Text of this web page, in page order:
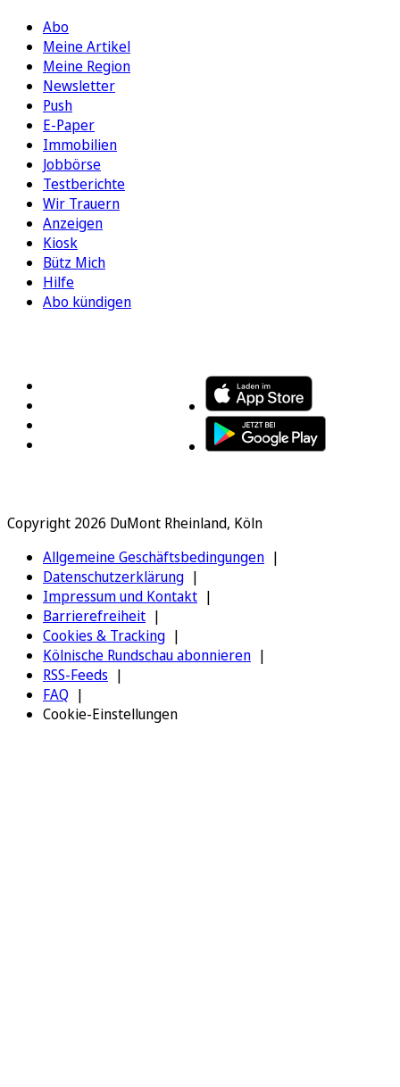
Abo
Meine Artikel
Meine Region
Newsletter
Push
E-Paper
Immobilien
Jobbörse
Testberichte
Wir Trauern
Anzeigen
Kiosk
Bütz Mich
Hilfe
Abo kündigen
Copyright 2026 DuMont Rheinland, Köln
Allgemeine Geschäftsbedingungen
Datenschutzerklärung
Impressum und Kontakt
Barrierefreiheit
Cookies & Tracking
Kölnische Rundschau abonnieren
RSS-Feeds
FAQ
Cookie-Einstellungen